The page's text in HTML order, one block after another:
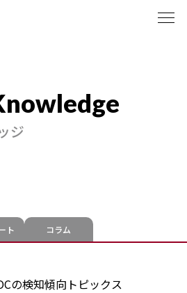
セキュリティナレッジ
ニュース
ジ
ト コラム
の検知傾向トピックス